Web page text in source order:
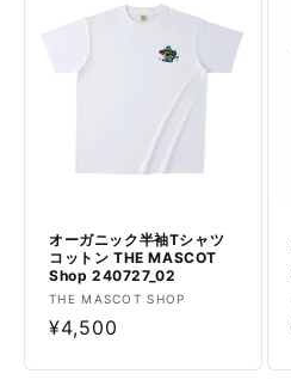
オーガニック半袖Tシャツ
コットン THE MASCOT
Shop 240727_02
販
売
THE MASCOT SHOP
通
¥4,500